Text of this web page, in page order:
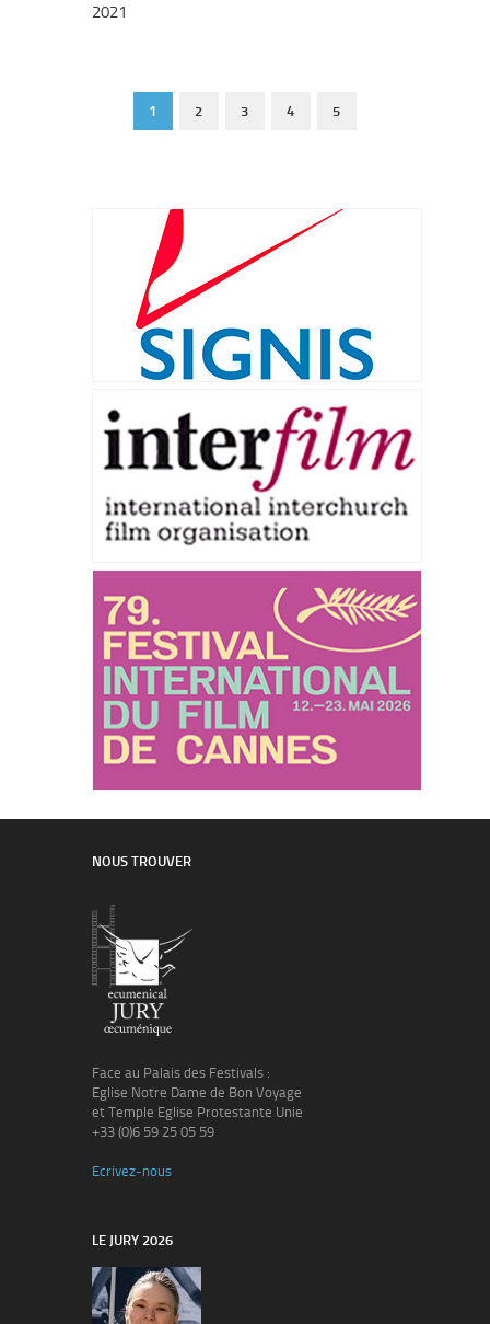
2021
1 2 3 4 5
NOUS TROUVER
Face au Palais des Festivals :
Eglise Notre Dame de Bon Voyage
et Temple Eglise Protestante Unie
+33 (0)6 59 25 05 59
Ecrivez-nous
LE JURY 2026